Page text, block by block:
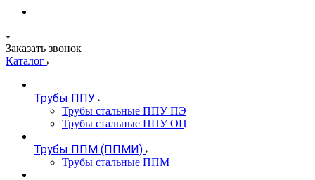
Заказать звонок
Каталог
Трубы ППУ
Трубы стальные ППУ ПЭ
Трубы стальные ППУ ОЦ
Трубы ППМ (ППМИ)
Трубы стальные ППМ